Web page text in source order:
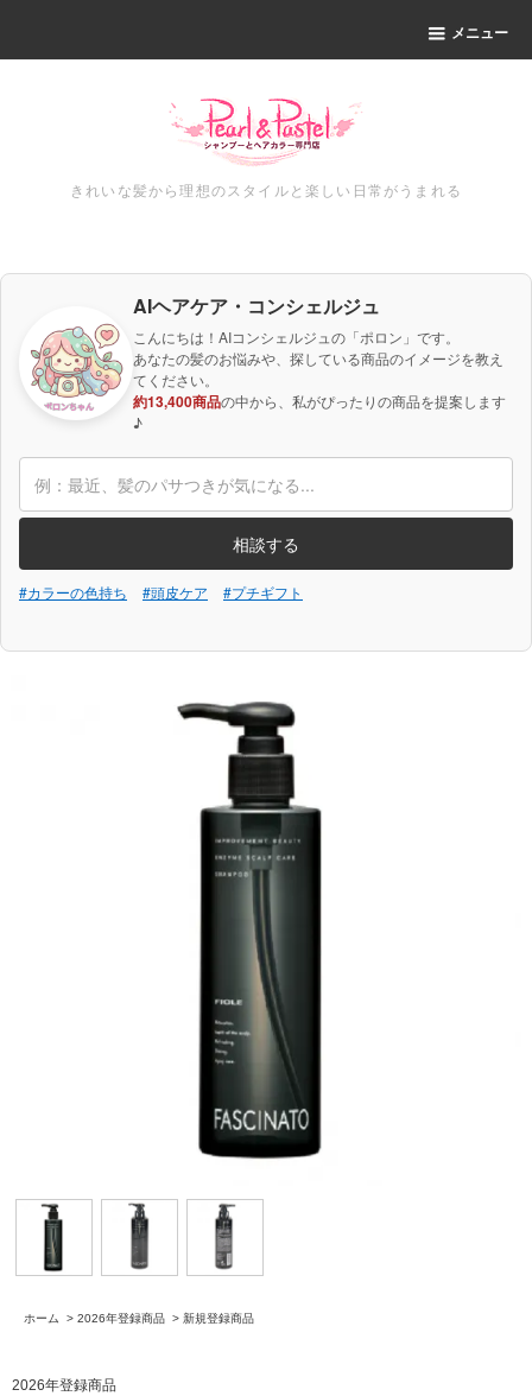
メニュー
きれいな髪から理想のスタイルと楽しい日常がうまれる
AIヘアケア・コンシェルジュ
こんにちは！AIコンシェルジュの「ポロン」です。
あなたの髪のお悩みや、探している商品のイメージを教え
てください。
約13,400商品の中から、私がぴったりの商品を提案します
♪
相談する
#カラーの色持ち #頭皮ケア #プチギフト
ホーム > 2026年登録商品 > 新規登録商品
2026年登録商品